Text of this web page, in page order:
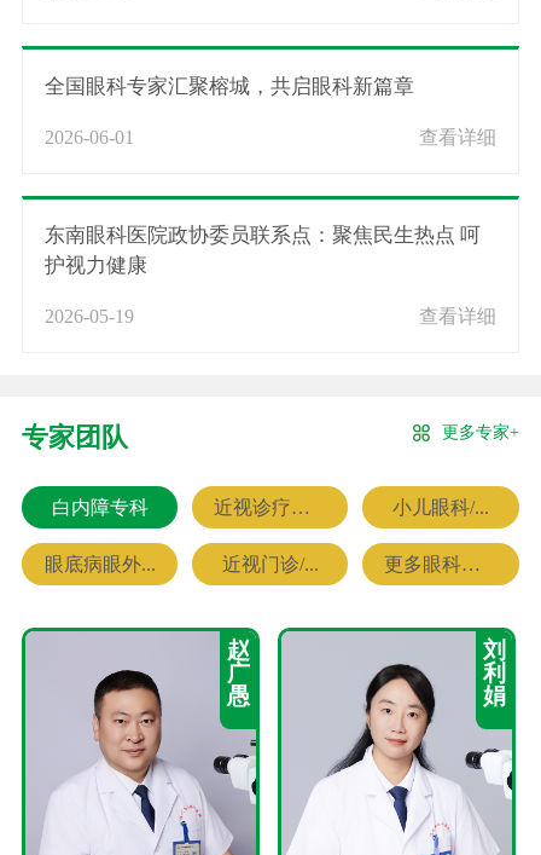
全国眼科专家汇聚榕城，共启眼科新篇章
2026-06-01 查看详细
东南眼科医院政协委员联系点：聚焦民生热点 呵
护视力健康
2026-05-19 查看详细
专家团队 更多专家+
白内障专科 近视诊疗专科 小儿眼科/...
眼底病眼外... 近视门诊/... 更多眼科专家
赵
广
愚
刘
利
娟